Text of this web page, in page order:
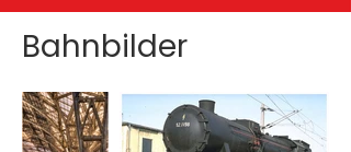
Bahnbilder